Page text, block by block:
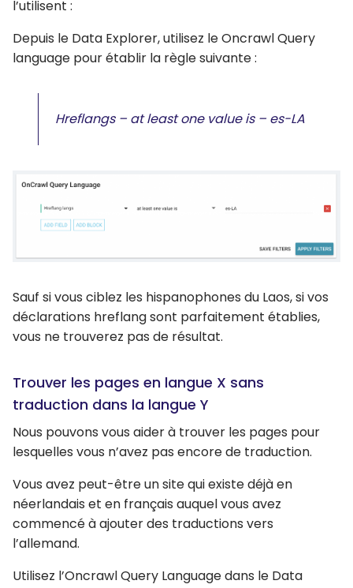
l’utilisent :
Depuis le Data Explorer, utilisez le Oncrawl Query
language pour établir la règle suivante :
Hreflangs – at least one value is – es-LA
Sauf si vous ciblez les hispanophones du Laos, si vos
déclarations hreflang sont parfaitement établies,
vous ne trouverez pas de résultat.
Trouver les pages en langue X sans
traduction dans la langue Y
Nous pouvons vous aider à trouver les pages pour
lesquelles vous n’avez pas encore de traduction.
Vous avez peut-être un site qui existe déjà en
néerlandais et en français auquel vous avez
commencé à ajouter des traductions vers
l’allemand.
Utilisez l’Oncrawl Query Language dans le Data